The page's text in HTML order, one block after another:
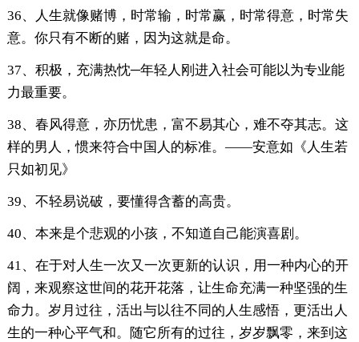
36、人生就像赌博，时常输，时常赢，时常得意，时常失
意。你只有不断的赌，因为这就是命。
37、积极，充满热忱─年轻人刚进入社会可能以为专业能
力最重要。
38、春风得意，亦历忧患，富不易其心，难不夺其志。这
样的男人，惯来符合中国人的标准。——安意如《人生若
只如初见》
39、不轻易说破，要懂得含蓄的高贵。
40、本来是个悲观的小孩，不知道自己能演喜剧。
41、在于对人生一次又一次更新的认识，用一种内心的开
阔，来观察这世间的花开花落，让生命充满一种坚强的生
命力。岁月过往，活出与以往不同的人生感悟，更活出人
生的一种心平气和。随它所有的过往，岁岁飘零，来到这